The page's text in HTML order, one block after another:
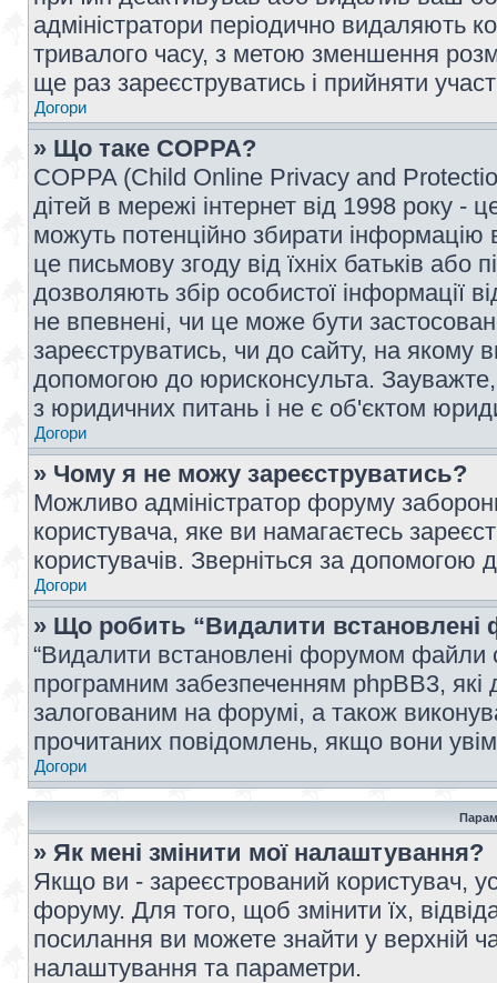
адміністратори періодично видаляють
тривалого часу, з метою зменшення
ще раз зареєструватись і прийняти
Догори
» Що таке COPPA?
COPPA (Child Online Privacy and
дітей в мережі інтернет від 1998 року -
можуть потенційно збирати інформацію
це письмову згоду від їхніх батьків або
дозволяють збір особистої інформації
не впевнені, чи це може бути
зареєструватись, чи до сайту, на якому
допомогою до юрисконсульта.
з юридичних питань і не є об'єктом
Догори
» Чому я не можу зареєструватись?
Можливо адміністратор форуму
користувача, яке ви намагаєтесь
користувачів. Зверніться за допомогою
Догори
» Що робить “Видалити
“Видалити встановлені форумом файли
програмним забезпеченням phpBB3,
залогованим на форумі, а також
прочитаних повідомлень, якщо вони
Догори
» Як мені змінити мої налаштування?
Якщо ви - зареєстрований користувач,
форуму. Для того, щоб змінити їх,
посилання ви можете знайти у верхній
налаштування та параметри.